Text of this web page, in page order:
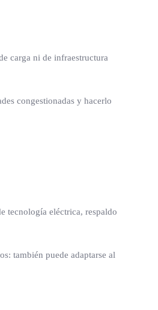
carga ni de infraestructura
congestionadas y hacerlo
tecnología eléctrica, respaldo
también puede adaptarse al